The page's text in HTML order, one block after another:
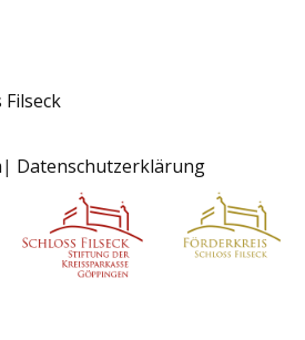
Datenschutzerklärung